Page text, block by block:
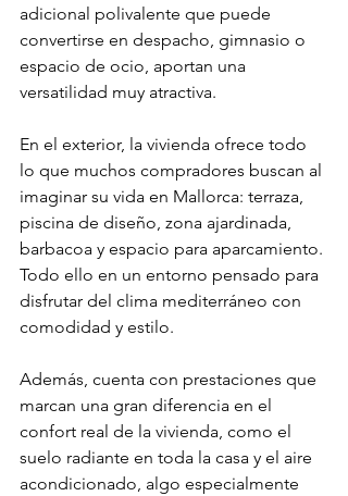
adicional polivalente que puede
convertirse en despacho, gimnasio o
espacio de ocio, aportan una
versatilidad muy atractiva.
En el exterior, la vivienda ofrece todo
lo que muchos compradores buscan al
imaginar su vida en Mallorca: terraza,
piscina de diseño, zona ajardinada,
barbacoa y espacio para aparcamiento.
Todo ello en un entorno pensado para
disfrutar del clima mediterráneo con
comodidad y estilo.
Además, cuenta con prestaciones que
marcan una gran diferencia en el
confort real de la vivienda, como el
suelo radiante en toda la casa y el aire
acondicionado, algo especialmente